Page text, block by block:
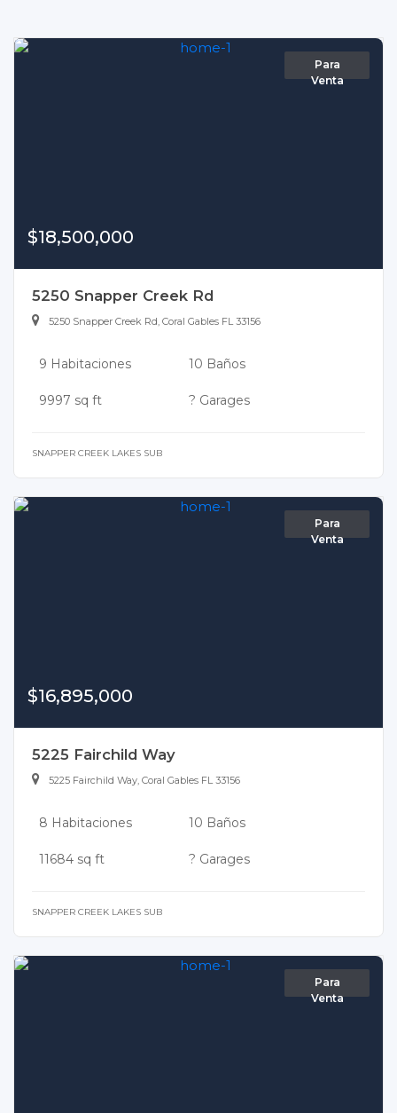
Para
Venta
$18,500,000
5250 Snapper Creek Rd
5250 Snapper Creek Rd, Coral Gables FL 33156
9 Habitaciones 10 Baños
9997 sq ft ? Garages
SNAPPER CREEK LAKES SUB
Para
Venta
$16,895,000
5225 Fairchild Way
5225 Fairchild Way, Coral Gables FL 33156
8 Habitaciones 10 Baños
11684 sq ft ? Garages
SNAPPER CREEK LAKES SUB
Para
Venta